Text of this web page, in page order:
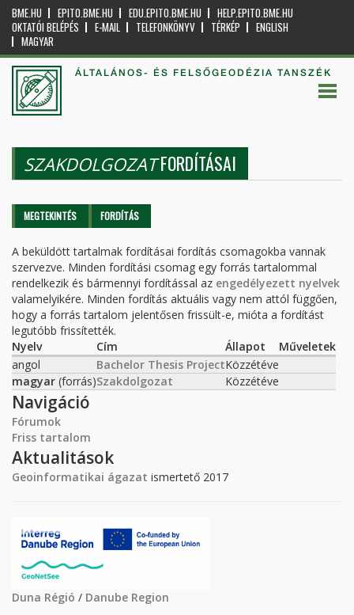
BME.HU EPITO.BME.HU EDU.EPITO.BME.HU
HELP.EPITO.BME.HU
OKTATÓI BELÉPÉS
E-MAIL TELEFONKÖNYV TÉRKÉP
ENGLISH
MAGYAR
ÁLTALÁNOS- ÉS FELSŐGEODÉZIA TANSZÉK
SZAKDOLGOZATFORDÍTÁSAI
Elsődleges fülek
MEGTEKINTÉS FORDÍTÁS
A beküldött tartalmak fordításai fordítás csomagokba vannak
szervezve. Minden fordítási csomag egy forrás tartalommal
rendelkezik és bármennyi fordítással az engedélyezett nyelvek
valamelyikére. Minden fordítás aktuális vagy nem attól függően,
hogy a forrás tartalom jelentősen frissült-e, mióta a fordítást
legutóbb frissítették.
Nyelv
Cím Állapot
Műveletek
angol
Bachelor Thesis ProjectKözzétéve
magyar (forrás)Szakdolgozat Közzétéve
Navigáció
Fórumok
Friss tartalom
Aktualitások
Geoinformatikai ágazat ismertető 2017
Duna Régió / Danube Region